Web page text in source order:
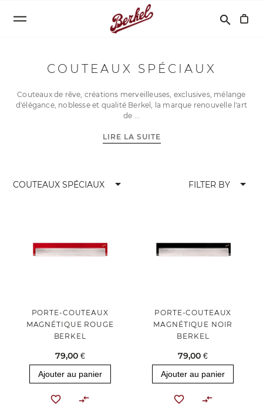
search
COUTEAUX SPÉCIAUX
Couteaux de rêve, créations merveilleuses, exclusives, mélange
d'élégance, noblesse et qualité Berkel, la marque renouvelle l'art
de
LIRE LA SUITE
COUTEAUX SPÉCIAUX arrow_drop_down FILTER BY arrow_drop_down
PORTE-COUTEAUX
MAGNÉTIQUE ROUGE
BERKEL
79,00 €
Ajouter au panier
PORTE-COUTEAUX
MAGNÉTIQUE NOIR
BERKEL
79,00 €
Ajouter au panier